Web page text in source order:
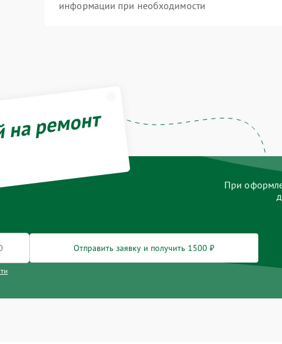
информации при необходимости
ремонт
При
Отправить заявку и получить 1500 ₽